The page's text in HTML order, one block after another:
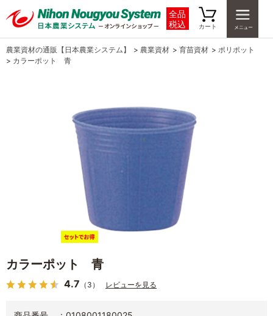
全品
税込
カート
農業資材の通販【日本農業システム】 > 農業資材 > 育苗資材 > ポリポット
> カラーポット 青
カラーポット 青
4.7 （3） レビューを見る